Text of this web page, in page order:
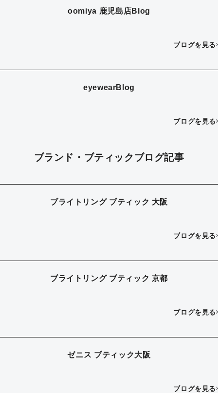
oomiya 鹿児島店Blog
ブログを見る
eyewearBlog
ブログを見る
ブランド・ブティックブログ記事
ブライトリング ブティック 大阪
ブログを見る
ブライトリング ブティック 京都
ブログを見る
ゼニス ブティック大阪
ブログを見る